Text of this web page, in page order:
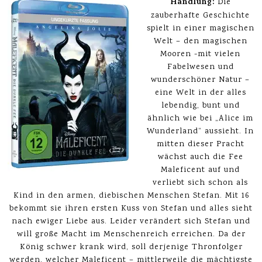
Die
zauberhafte Geschichte
spielt in einer magischen
Welt – den magischen
Mooren -mit vielen
Fabelwesen und
wunderschöner Natur –
eine Welt in der alles
lebendig, bunt und
ähnlich wie bei „Alice im
Wunderland“ aussieht. In
mitten dieser Pracht
wächst auch die Fee
Maleficent auf und
verliebt sich schon als
Kind in den armen, diebischen Menschen Stefan. Mit 16
bekommt sie ihren ersten Kuss von Stefan und alles sieht
nach ewiger Liebe aus. Leider verändert sich Stefan und
will große Macht im Menschenreich erreichen. Da der
König schwer krank wird, soll derjenige Thronfolger